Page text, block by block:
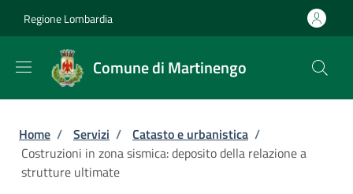
Regione Lombardia
Comune di Martinengo
Briciole di pane
Home / Servizi / Catasto e urbanistica /
Costruzioni in zona sismica: deposito della relazione a
strutture ultimate